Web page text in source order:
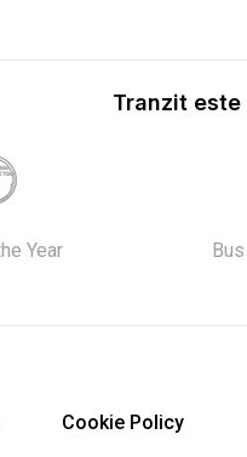
Tranzit este
Year
Cookie Policy